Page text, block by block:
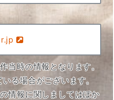
当時の情報となります。
る場合がございます。
情報に関しましてはぼか